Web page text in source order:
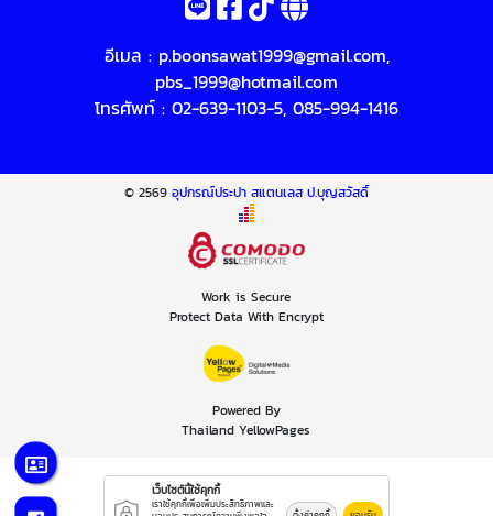
อีเมล : p.boonsawat1999@gmail.com,
pbs_1999@hotmail.com
โทรศัพท์ : 02-639-1103-5, 085-994-1416
© 2569 อุปกรณ์ประปา สแตนเลส ป.บุญสวัสดิ์
Work is Secure
Protect Data With Encrypt
Powered By
Thailand YellowPages
เว็บไซต์นี้ใช้คุกกี้
เราใช้คุกกี้เพื่อเพิ่มประสิทธิภาพและ